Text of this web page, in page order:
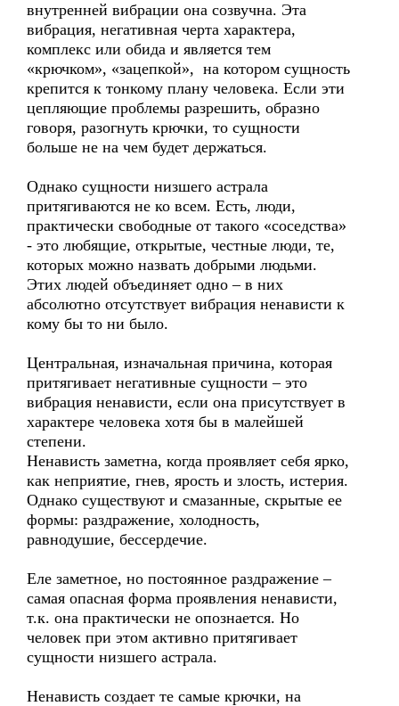
внутренней вибрации она созвучна. Эта
вибрация, негативная черта характера,
комплекс или обида и является тем
«крючком», «зацепкой», на котором сущность
крепится к тонкому плану человека. Если эти
цепляющие проблемы разрешить, образно
говоря, разогнуть крючки, то сущности
больше не на чем будет держаться.
Однако сущности низшего астрала
притягиваются не ко всем. Есть, люди,
практически свободные от такого «соседства»
- это любящие, открытые, честные люди, те,
которых можно назвать добрыми людьми.
Этих людей объединяет одно – в них
абсолютно отсутствует вибрация ненависти к
кому бы то ни было.
Центральная, изначальная причина, которая
притягивает негативные сущности – это
вибрация ненависти, если она присутствует в
характере человека хотя бы в малейшей
степени.
Ненависть заметна, когда проявляет себя ярко,
как неприятие, гнев, ярость и злость, истерия.
Однако существуют и смазанные, скрытые ее
формы: раздражение, холодность,
равнодушие, бессердечие.
Еле заметное, но постоянное раздражение –
самая опасная форма проявления ненависти,
т.к. она практически не опознается. Но
человек при этом активно притягивает
сущности низшего астрала.
Ненависть создает те самые крючки, на